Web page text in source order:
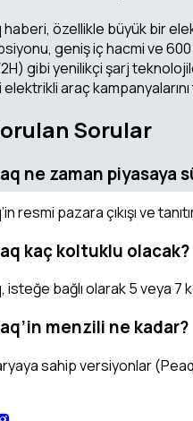
özellikle büyük bir
geniş iç hacmi ve
gibi yenilikçi şarj
araç
Sorular
ne zaman piyasaya
resmi pazara çıkışı ve
kaç koltuklu olacak?
isteğe bağlı olarak 5 veya 7
menzili ne kadar?
sahip versiyonlar